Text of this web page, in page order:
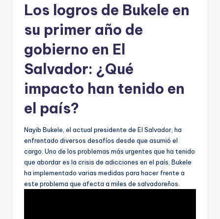
Los logros de Bukele en
su primer año de
gobierno en El
Salvador: ¿Qué
impacto han tenido en
el país?
Nayib Bukele, el actual presidente de El Salvador, ha
enfrentado diversos desafíos desde que asumió el
cargo. Uno de los problemas más urgentes que ha tenido
que abordar es la crisis de adicciones en el país. Bukele
ha implementado varias medidas para hacer frente a
este problema que afecta a miles de salvadoreños.